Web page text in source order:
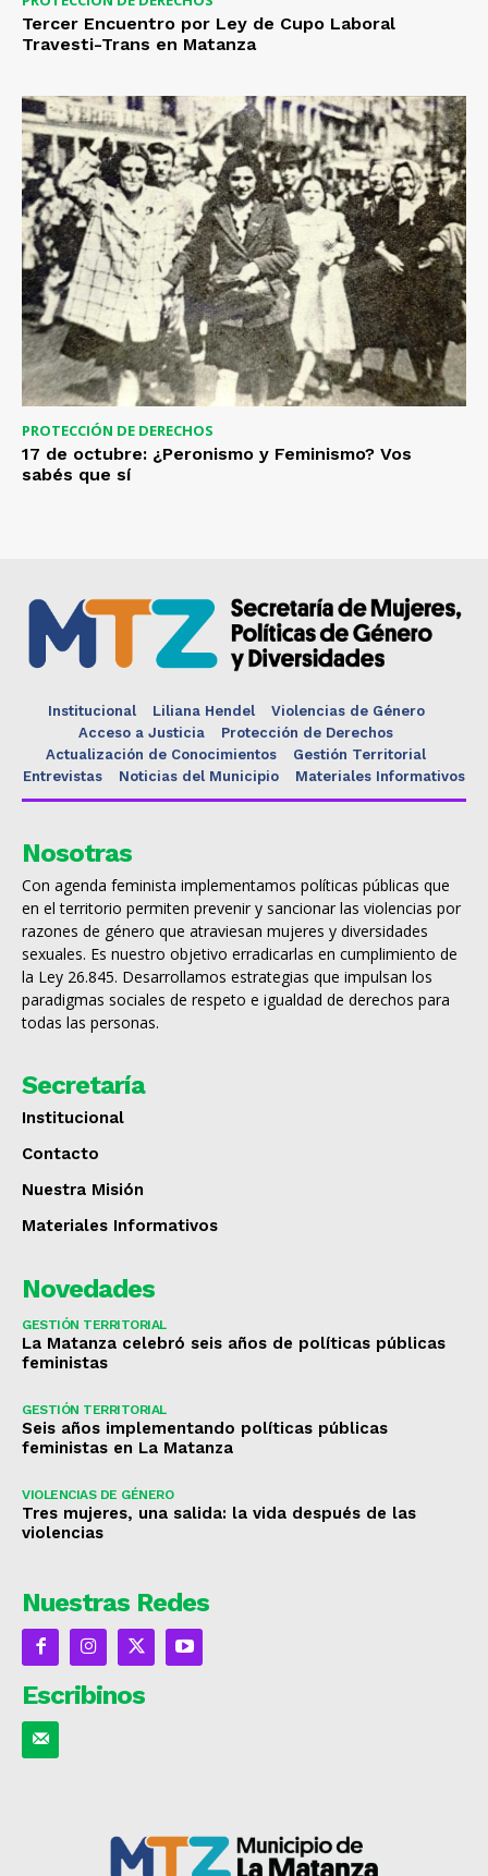
Tercer Encuentro por Ley de Cupo Laboral
Travesti-Trans en Matanza
PROTECCIÓN DE DERECHOS
17 de octubre: ¿Peronismo y Feminismo? Vos
sabés que sí
Institucional Liliana Hendel
Violencias de Género
Acceso a Justicia
Protección de Derechos
Actualización de Conocimientos
Gestión Territorial
Entrevistas
Noticias del Municipio Materiales Informativos
Nosotras
Con agenda feminista implementamos políticas públicas que
en el territorio permiten prevenir y sancionar las violencias por
razones de género que atraviesan mujeres y diversidades
sexuales. Es nuestro objetivo erradicarlas en cumplimiento de
la Ley 26.845. Desarrollamos estrategias que impulsan los
paradigmas sociales de respeto e igualdad de derechos para
todas las personas.
Secretaría
Institucional
Contacto
Nuestra Misión
Materiales Informativos
Novedades
GESTIÓN TERRITORIAL
La Matanza celebró seis años de políticas públicas
feministas
GESTIÓN TERRITORIAL
Seis años implementando políticas públicas
feministas en La Matanza
VIOLENCIAS DE GÉNERO
Tres mujeres, una salida: la vida después de las
violencias
Nuestras Redes
Escribinos